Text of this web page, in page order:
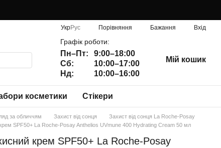
УкрРус Порівняння Бажання Вхід
Графік роботи:
Пн–Пт:
9:00–18:00
Сб:
10:00–17:00
Нд:
10:00–16:00
Мій кошик
косметики Стікери
за обличчям Захист від сонця
Захист від сонця La Roche-Posay
SPF50+ La Roche-Posay Anthelios UVmune 400 Hydrating Cream 50 мл
крем SPF50+ La Roche-Posay